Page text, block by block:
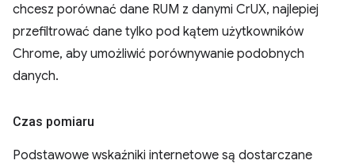
chcesz porównać dane RUM z danymi CrUX, najlepiej
przefiltrować dane tylko pod kątem użytkowników
Chrome, aby umożliwić porównywanie podobnych
danych.
Czas pomiaru
Podstawowe wskaźniki internetowe są dostarczane